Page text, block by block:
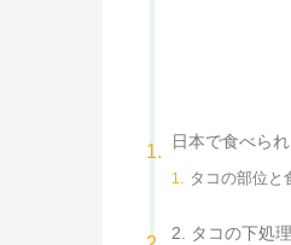
日本で食べら
タコの部位と
2. タコの下処